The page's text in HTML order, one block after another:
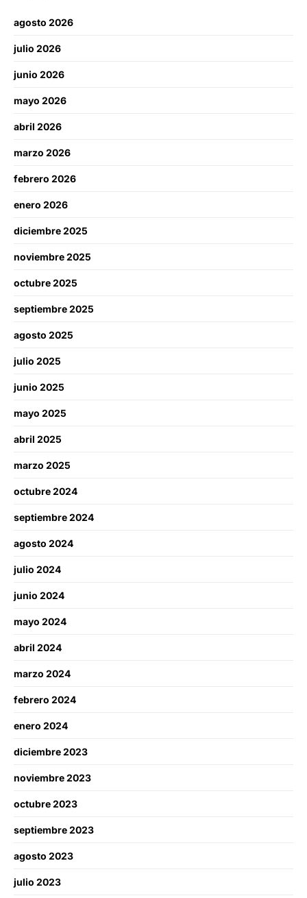
agosto 2026
julio 2026
junio 2026
mayo 2026
abril 2026
marzo 2026
febrero 2026
enero 2026
diciembre 2025
noviembre 2025
octubre 2025
septiembre 2025
agosto 2025
julio 2025
junio 2025
mayo 2025
abril 2025
marzo 2025
octubre 2024
septiembre 2024
agosto 2024
julio 2024
junio 2024
mayo 2024
abril 2024
marzo 2024
febrero 2024
enero 2024
diciembre 2023
noviembre 2023
octubre 2023
septiembre 2023
agosto 2023
julio 2023